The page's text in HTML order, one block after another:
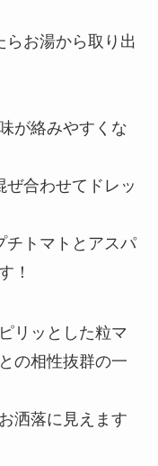
らお湯から取り出
が絡みやすくな
合わせてドレッ
チトマトとアスパ
！
リッとした粒マ
の相性抜群の一
洒落に見えます